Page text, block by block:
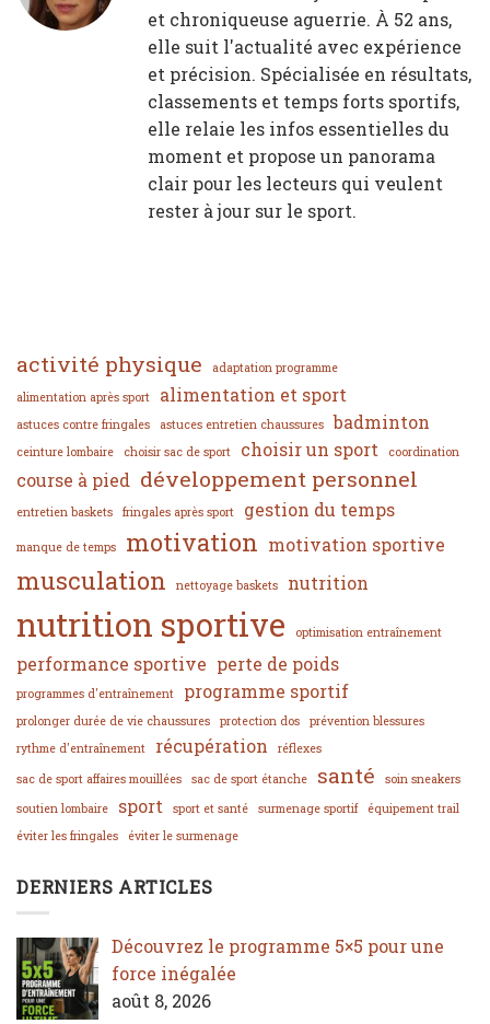
et chroniqueuse aguerrie. À 52 ans,
elle suit l'actualité avec expérience
et précision. Spécialisée en résultats,
classements et temps forts sportifs,
elle relaie les infos essentielles du
moment et propose un panorama
clair pour les lecteurs qui veulent
rester à jour sur le sport.
activité physique
adaptation programme
alimentation après sport
alimentation et sport
astuces contre fringales astuces entretien chaussures badminton
ceinture lombaire choisir sac de sport choisir un sport coordination
course à pied développement personnel
entretien baskets fringales après sport gestion du temps
manque de temps motivation motivation sportive
musculation nettoyage baskets nutrition
nutrition sportive optimisation entraînement
performance sportive perte de poids
programmes d'entraînement programme sportif
prolonger durée de vie chaussures protection dos
prévention blessures
rythme d'entraînement
récupération
réflexes
sac de sport affaires mouillées
sac de sport étanche santé
soin sneakers
soutien lombaire
sport sport et santé surmenage sportif
équipement trail
éviter les fringales
éviter le surmenage
DERNIERS ARTICLES
Découvrez le programme 5×5 pour une
force inégalée
août 8, 2026